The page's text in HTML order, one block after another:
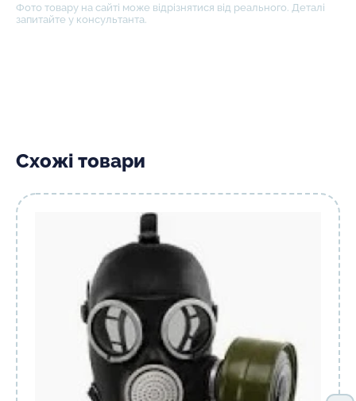
Фото товару на сайті може відрізнятися від реального. Деталі
запитайте у консультанта.
Схожі товари